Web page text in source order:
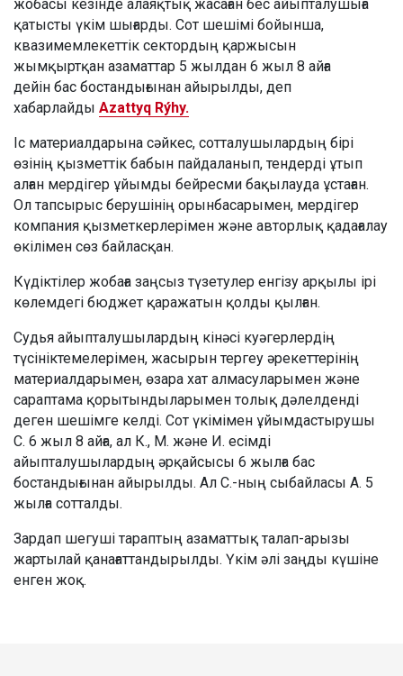
жобасы кезінде алаяқтық жасаған бес айыпталушыға
қатысты үкім шығарды. Сот шешімі бойынша,
квазимемлекеттік сектордың қаржысын
жымқыртқан азаматтар 5 жылдан 6 жыл 8 айға
дейін бас бостандығынан айырылды, деп
хабарлайды Azattyq Rýhy.
Іс материалдарына сәйкес, сотталушылардың бірі
өзінің қызметтік бабын пайдаланып, тендерді ұтып
алған мердігер ұйымды бейресми бақылауда ұстаған.
Ол тапсырыс берушінің орынбасарымен, мердігер
компания қызметкерлерімен және авторлық қадағалау
өкілімен сөз байласқан.
Күдіктілер жобаға заңсыз түзетулер енгізу арқылы ірі
көлемдегі бюджет қаражатын қолды қылған.
Судья айыпталушылардың кінәсі куәгерлердің
түсініктемелерімен, жасырын тергеу әрекеттерінің
материалдарымен, өзара хат алмасуларымен және
сараптама қорытындыларымен толық дәлелденді
деген шешімге келді. Сот үкімімен ұйымдастырушы
С. 6 жыл 8 айға, ал К., М. және И. есімді
айыпталушылардың әрқайсысы 6 жылға бас
бостандығынан айырылды. Ал С.-ның сыбайласы А. 5
жылға сотталды.
Зардап шегуші тараптың азаматтық талап-арызы
жартылай қанағаттандырылды. Үкім әлі заңды күшіне
енген жоқ.